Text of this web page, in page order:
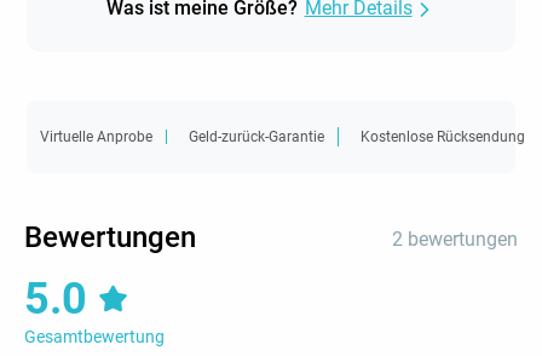
Was ist meine Größe? Mehr Details
Virtuelle Anprobe Geld-zurück-Garantie Kostenlose Rücksendung
Bewertungen 2 bewertungen
5.0
Gesamtbewertung